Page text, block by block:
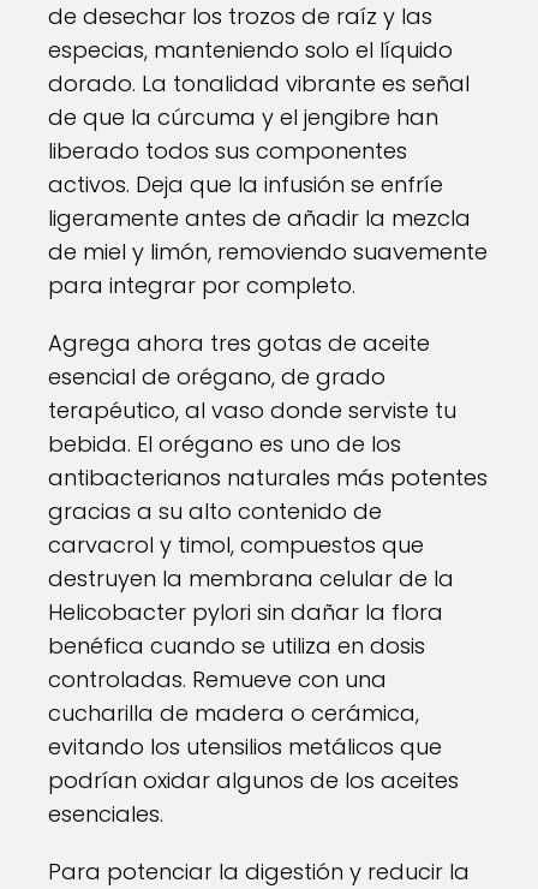
de desechar los trozos de raíz y las
especias, manteniendo solo el líquido
dorado. La tonalidad vibrante es señal
de que la cúrcuma y el jengibre han
liberado todos sus componentes
activos. Deja que la infusión se enfríe
ligeramente antes de añadir la mezcla
de miel y limón, removiendo suavemente
para integrar por completo.
Agrega ahora tres gotas de aceite
esencial de orégano, de grado
terapéutico, al vaso donde serviste tu
bebida. El orégano es uno de los
antibacterianos naturales más potentes
gracias a su alto contenido de
carvacrol y timol, compuestos que
destruyen la membrana celular de la
Helicobacter pylori sin dañar la flora
benéfica cuando se utiliza en dosis
controladas. Remueve con una
cucharilla de madera o cerámica,
evitando los utensilios metálicos que
podrían oxidar algunos de los aceites
esenciales.
Para potenciar la digestión y reducir la